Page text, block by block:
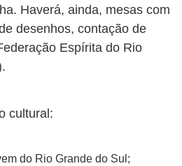
Haverá, ainda, mesas com
desenhos, contação de
Espírita do Rio
cultural:
do Rio Grande do Sul;